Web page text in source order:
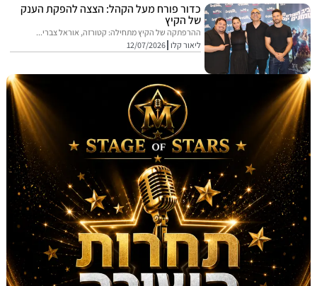
כדור פורח מעל הקהל: הצצה להפקת הענק
של הקיץ
ההרפתקה של הקיץ מתחילה: קטורזה, אוראל צברי...
ליאור קלו 12/07/2026